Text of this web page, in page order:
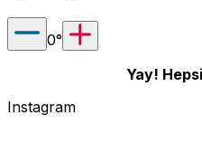
0°
Yay!
Instagram